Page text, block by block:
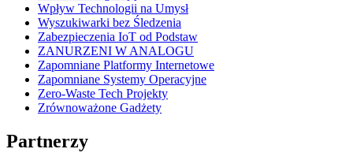
Wpływ Technologii na Umysł
Wyszukiwarki bez Śledzenia
Zabezpieczenia IoT od Podstaw
ZANURZENI W ANALOGU
Zapomniane Platformy Internetowe
Zapomniane Systemy Operacyjne
Zero-Waste Tech Projekty
Zrównoważone Gadżety
Partnerzy